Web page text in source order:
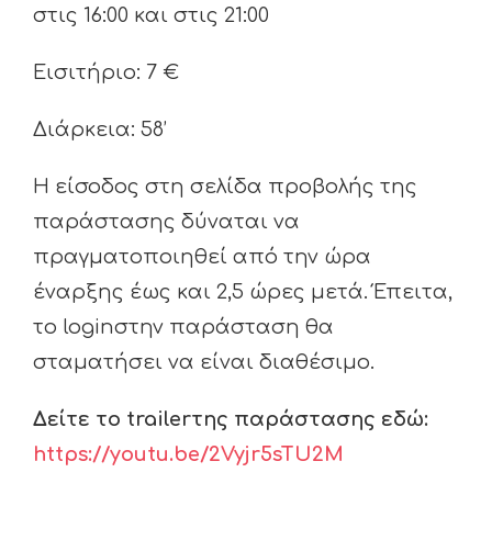
στις 16:00 και στις 21:00
Εισιτήριο: 7 €
Διάρκεια: 58’
Η είσοδος στη σελίδα προβολής της
παράστασης δύναται να
πραγματοποιηθεί από την ώρα
έναρξης έως και 2,5 ώρες μετά. Έπειτα,
το loginστην παράσταση θα
σταματήσει να είναι διαθέσιμο.
Δείτε το trailerτης παράστασης εδώ:
https://youtu.be/2Vyjr5sTU2M